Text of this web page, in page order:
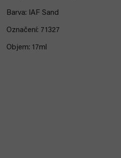
Barva: IAF Sand
Označení: 71327
Objem: 17ml